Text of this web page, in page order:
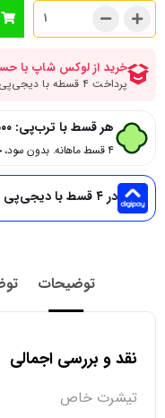
هر قسط با ترب‌پی:
۴ قسط ماهانه. بدون سود، چک و ضامن.
در ۴ قسط با دیجی‌پی
توضیحات
نقد و بررسی اجمالی
تیشرت خاص